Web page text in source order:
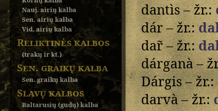
Nauj. airių kalba
Sen. airių kalba
Vid. airių kalba
Reliktinės kalbos
(trakų ir kt.)
Sen. graikų kalba
Sen. graikų kalba
Slavų kalbos
Baltarusių (gudų) kalba
dantìs – žr.:
dár – žr.:
dar̃ – žr.:
dárganà –
Dárgis – žr.:
darvà – žr.: